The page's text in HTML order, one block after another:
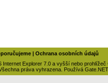
Ochrana osobních údajů
Internet Explorer 7.0 a vyšší nebo prohlížeč
práva vyhrazena. Používá